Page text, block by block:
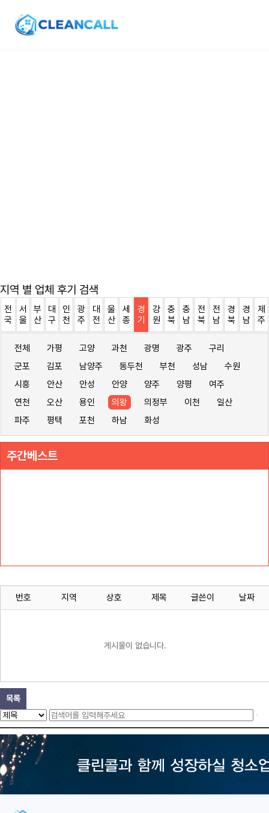
지역 별 업체 후기 검색
전
국
서
울
부
산
대
구
인
천
광
주
대
전
울
산
세
종
경
기
강
원
충
북
충
남
전
북
전
남
경
북
경
남
제
주
전체 가평 고양 과천 광명 광주
구리
군포
김포 남양주 동두천 부천 성남
수원
시흥
안산 안성 안양 양주 양평
여주
연천
오산 용인 의왕 의정부 이천
일산
파주
평택 포천 하남 화성
주간베스트
번호 지역 상호 제목 글쓴이 날짜
게시물이 없습니다.
목록